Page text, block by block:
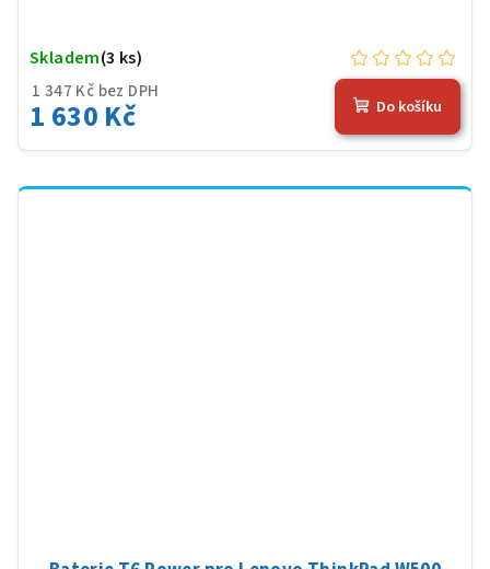
1 347 Kč bez DPH
1 630 Kč
Skladem(3 ks)
Do košíku